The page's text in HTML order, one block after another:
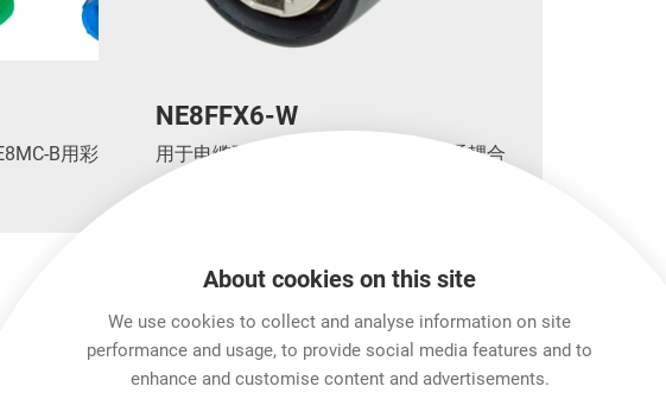
B用彩
NE8FFX6-W
用于电缆延伸的etherCON CAT6A直通耦合
器
About cookies on this site
We use cookies to collect and analyse information on site
performance and usage, to provide social media features and to
enhance and customise content and advertisements.